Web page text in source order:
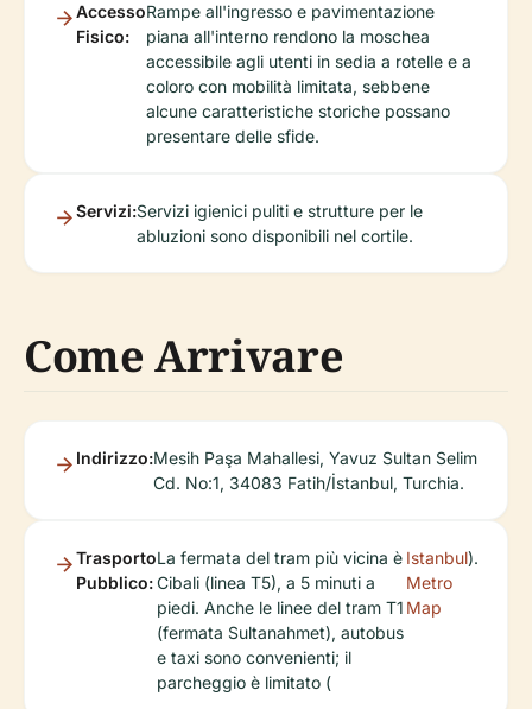
Accesso
Fisico:
Rampe all'ingresso e pavimentazione
piana all'interno rendono la moschea
accessibile agli utenti in sedia a rotelle e a
coloro con mobilità limitata, sebbene
alcune caratteristiche storiche possano
presentare delle sfide.
Servizi:Servizi igienici puliti e strutture per le
abluzioni sono disponibili nel cortile.
Come Arrivare
Indirizzo:Mesih Paşa Mahallesi, Yavuz Sultan Selim
Cd. No:1, 34083 Fatih/İstanbul, Turchia.
Trasporto
Pubblico:
La fermata del tram più vicina è
Cibali (linea T5), a 5 minuti a
piedi. Anche le linee del tram T1
(fermata Sultanahmet), autobus
e taxi sono convenienti; il
parcheggio è limitato (
Istanbul
Metro
Map
).